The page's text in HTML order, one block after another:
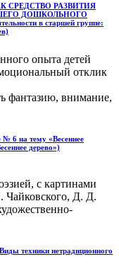
СРЕДСТВО РАЗВИТИЯ
ДОШКОЛЬНОГО
в старшей группе:
опыта детей
отклик
фантазию, внимание,
№ 6 на тему «Весеннее
дерево»)
с картинами
Чайковского, Д. Д.
техники нетрадиционного